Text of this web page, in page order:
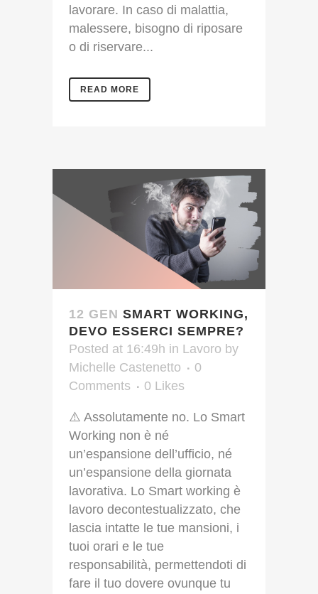
lavorare. In caso di malattia,
malessere, bisogno di riposare
o di riservare...
READ MORE
12 GEN SMART WORKING,
DEVO ESSERCI SEMPRE?
Posted at 16:49h in Lavoro by
Michelle Castenetto
0
Comments
0 Likes
⚠️ Assolutamente no. Lo Smart
Working non è né
un’espansione dell’ufficio, né
un’espansione della giornata
lavorativa. Lo Smart working è
lavoro decontestualizzato, che
lascia intatte le tue mansioni, i
tuoi orari e le tue
responsabilità, permettendoti di
fare il tuo dovere ovunque tu